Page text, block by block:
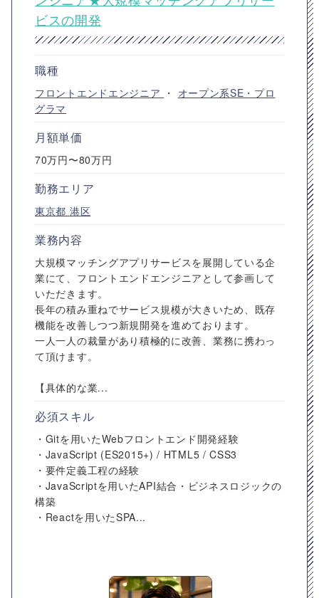
ビスの開発
職種
フロントエンドエンジニア ・ オープン系SE・プロ
グラマ
月額単価
70万円〜80万円
勤務エリア
東京都 港区
業務内容
大規模マッチングアプリサービスを展開している企
業にて、フロントエンドエンジニアとして参画して
いただきます。
⻑年の積み重ねでサービス規模が⼤きいため、既存
機能を改善しつつ新規開発を進めております。
⼀⼈⼀⼈の裁量があり積極的に改善、業務に携わっ
て頂けます。
【具体的な業...
必須スキル
・Gitを⽤いたWebフロントエンド開発経験
・JavaScript (ES2015+) / HTML5 / CSS3
・要件定義⼯程の経験
・JavaScriptを⽤いたAPI結合・ビジネスロジックの
構築
・Reactを⽤いたSPA...